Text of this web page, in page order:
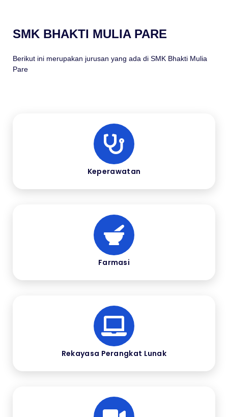
SMK BHAKTI MULIA PARE
Berikut ini merupakan jurusan yang ada di SMK Bhakti Mulia
Pare
Keperawatan
Farmasi
Rekayasa Perangkat Lunak